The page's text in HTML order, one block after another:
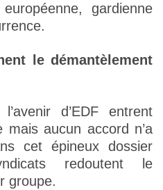
gardienne
le démantèlement
d’EDF entrent
aucun accord n’a
cet épineux dossier
redoutent le
groupe.